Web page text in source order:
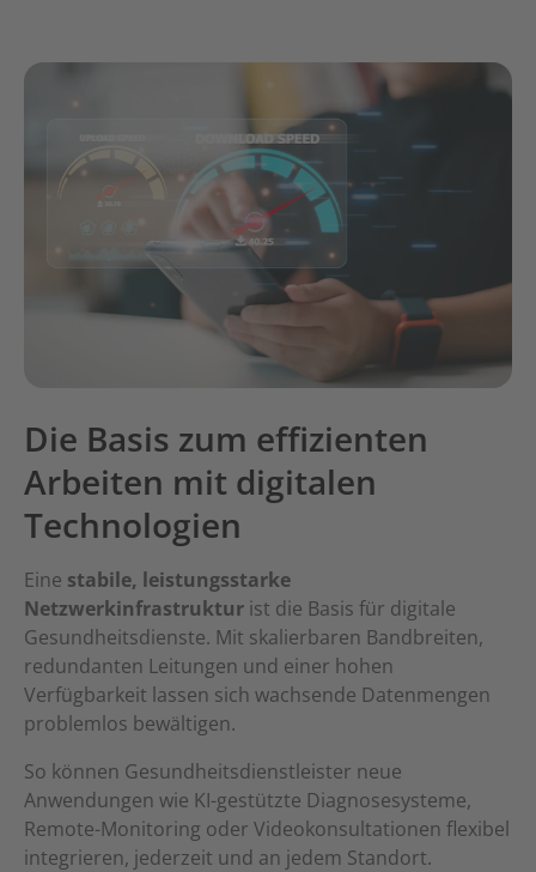
Die Basis zum effizienten
Arbeiten mit digitalen
Technologien
Eine stabile, leistungsstarke
Netzwerkinfrastruktur ist die Basis für digitale
Gesundheitsdienste. Mit skalierbaren Bandbreiten,
redundanten Leitungen und einer hohen
Verfügbarkeit lassen sich wachsende Datenmengen
problemlos bewältigen.
So können Gesundheitsdienstleister neue
Anwendungen wie KI-gestützte Diagnosesysteme,
Remote-Monitoring oder Videokonsultationen flexibel
integrieren, jederzeit und an jedem Standort.